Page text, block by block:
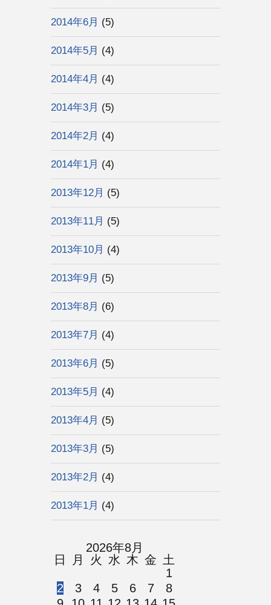
2014年6月 (5)
2014年5月 (4)
2014年4月 (4)
2014年3月 (5)
2014年2月 (4)
2014年1月 (4)
2013年12月 (5)
2013年11月 (5)
2013年10月 (4)
2013年9月 (5)
2013年8月 (6)
2013年7月 (4)
2013年6月 (5)
2013年5月 (4)
2013年4月 (5)
2013年3月 (5)
2013年2月 (4)
2013年1月 (4)
2026年8月
日
月 火 水 木 金 土
1
2
3 4 5 6 7
8